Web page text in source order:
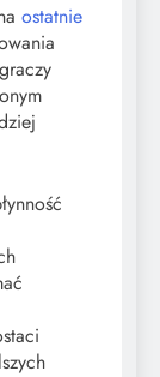
ostatnie